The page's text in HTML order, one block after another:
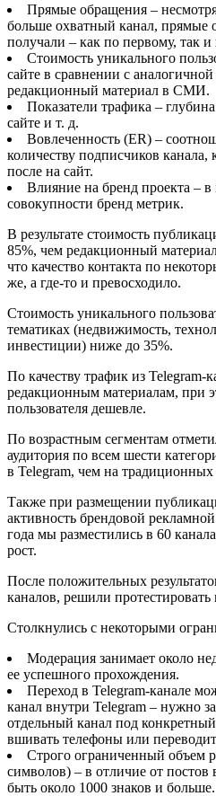
Прямые обращения –
больше охватный канал, прямые
получали – как по первому, так
Стоимость уникального
сайте в сравнении с
редакционный материал в СМИ.
Показатели трафика –
сайте и т. д.
Вовлеченность (ER) –
количеству подписчиков
после на сайт.
Влияние на бренд проекта –
совокупности бренд метрик.
В результате стоимость
85%, чем редакционный
что качество контакта по
же, а где-то и превосходило.
Стоимость уникального
тематиках (недвижимость,
инвестиции) ниже до 35%.
По качеству трафик из Telegram-
редакционным материалам, при
пользователя дешевле.
По возрастным сегментам
аудитория по всем шести
в Telegram, чем на традиционных
Также при размещении
активность брендовой
года мы разместились в 60
рост.
После положительных
каналов, решили
Столкнулись с некоторыми
Модерация занимает около
ее успешного прохождения.
Переход в Telegram-канале
канал внутри Telegram – нужно
отдельный канал под
вшивать телефоны или
Строго ограниченный объем
символов) – в отличие от постов
быть около 1000 знаков и больше.